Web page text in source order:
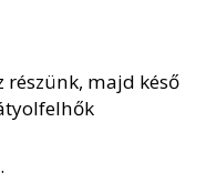
részünk, majd késő